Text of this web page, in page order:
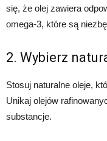
się, że olej zawiera
omega-3, które są
2. Wybierz
Stosuj naturalne oleje,
Unikaj olejów
substancje.